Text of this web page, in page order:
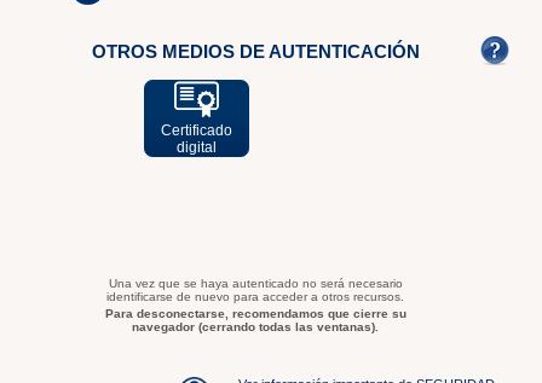
OTROS MEDIOS DE AUTENTICACIÓN
Certificado
digital
Una vez que se haya autenticado no será necesario
identificarse de nuevo para acceder a otros recursos.
Para desconectarse, recomendamos que cierre su
navegador (cerrando todas las ventanas).